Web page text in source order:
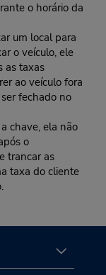
o horário da
um local para
o veículo, ele
as taxas
ao veículo fora
fechado no
chave, ela não
o
trancar as
taxa do cliente